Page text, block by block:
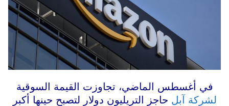
في أغسطس الماضي، تجاوزت القيمة السوقية
لشركة آبل حاجز التريليون دولار لتصبح حينها أكبر